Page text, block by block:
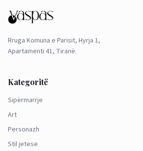
Rruga Komuna e Parisit, Hyrja 1,
Apartamenti 41, Tiranë.
Kategoritë
Sipërmarrje
Art
Personazh
Stil jetese